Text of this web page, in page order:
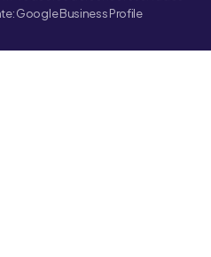
Google Business Profile